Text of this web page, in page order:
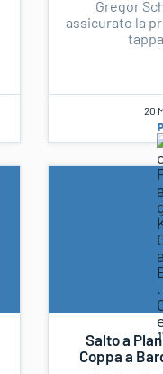
Gregor
assicurato la
20
Salto a
Coppa a